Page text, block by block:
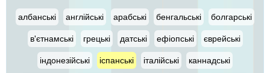
албанські англійські арабські бенгальські болгарські
в'єтнамські грецькі датські ефіопські єврейські
індонезійські іспанські італійські каннадські